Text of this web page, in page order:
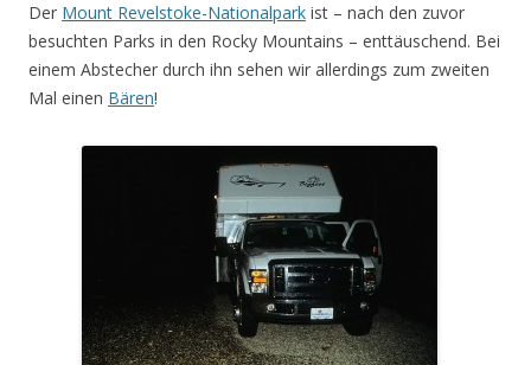
Der Mount Revelstoke-Nationalpark ist – nach den zuvor
besuchten Parks in den Rocky Mountains – enttäuschend. Bei
einem Abstecher durch ihn sehen wir allerdings zum zweiten
Mal einen Bären!